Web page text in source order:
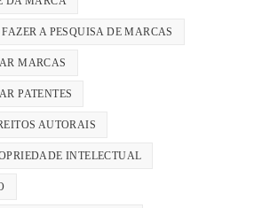
A PESQUISA DE MARCAS
MARCAS
PATENTES
AUTORAIS
INTELECTUAL